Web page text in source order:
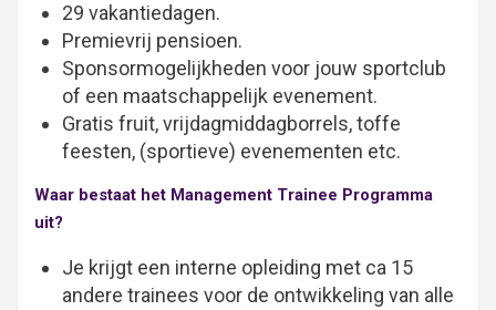
29 vakantiedagen.
Premievrij pensioen.
Sponsormogelijkheden voor jouw sportclub
of een maatschappelijk evenement.
Gratis fruit, vrijdagmiddagborrels, toffe
feesten, (sportieve) evenementen etc.
Waar bestaat het Management Trainee Programma
uit?
Je krijgt een interne opleiding met ca 15
andere trainees voor de ontwikkeling van alle